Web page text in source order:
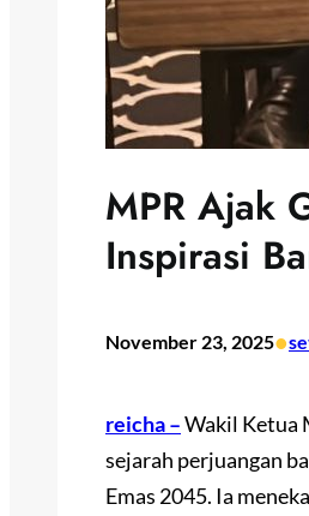
MPR Ajak
Inspirasi
November 23, 2025•
reicha –Wakil Ketua
sejarah perjuangan
Emas 2045. Ia